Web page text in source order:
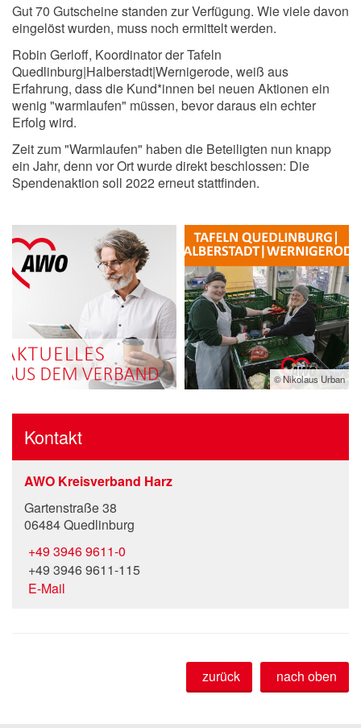
Gut 70 Gutscheine standen zur Verfügung. Wie viele davon
eingelöst wurden, muss noch ermittelt werden.
Robin Gerloff, Koordinator der Tafeln
Quedlinburg|Halberstadt|Wernigerode, weiß aus
Erfahrung, dass die Kund*innen bei neuen Aktionen ein
wenig "warmlaufen" müssen, bevor daraus ein echter
Erfolg wird.
Zeit zum "Warmlaufen" haben die Beteiligten nun knapp
ein Jahr, denn vor Ort wurde direkt beschlossen: Die
Spendenaktion soll 2022 erneut stattfinden.
© Nikolaus Urban
Kontakt
AWO Kreisverband Harz
Gartenstraße 38
06484 Quedlinburg
+49 3946 9611-0
+49 3946 9611-115
E-Mail
nach oben
zurück